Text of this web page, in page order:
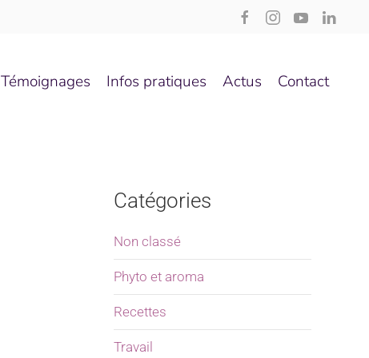
Témoignages Infos pratiques Actus Contact
Catégories
Non classé
Phyto et aroma
Recettes
Travail